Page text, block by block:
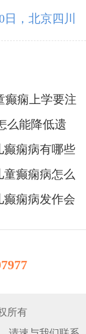
日，北京四川
春季治疗黄金
癫痫上学要注
么能降低遗
癫痫病有哪些
童癫痫病怎么
癫痫病发作会
所有